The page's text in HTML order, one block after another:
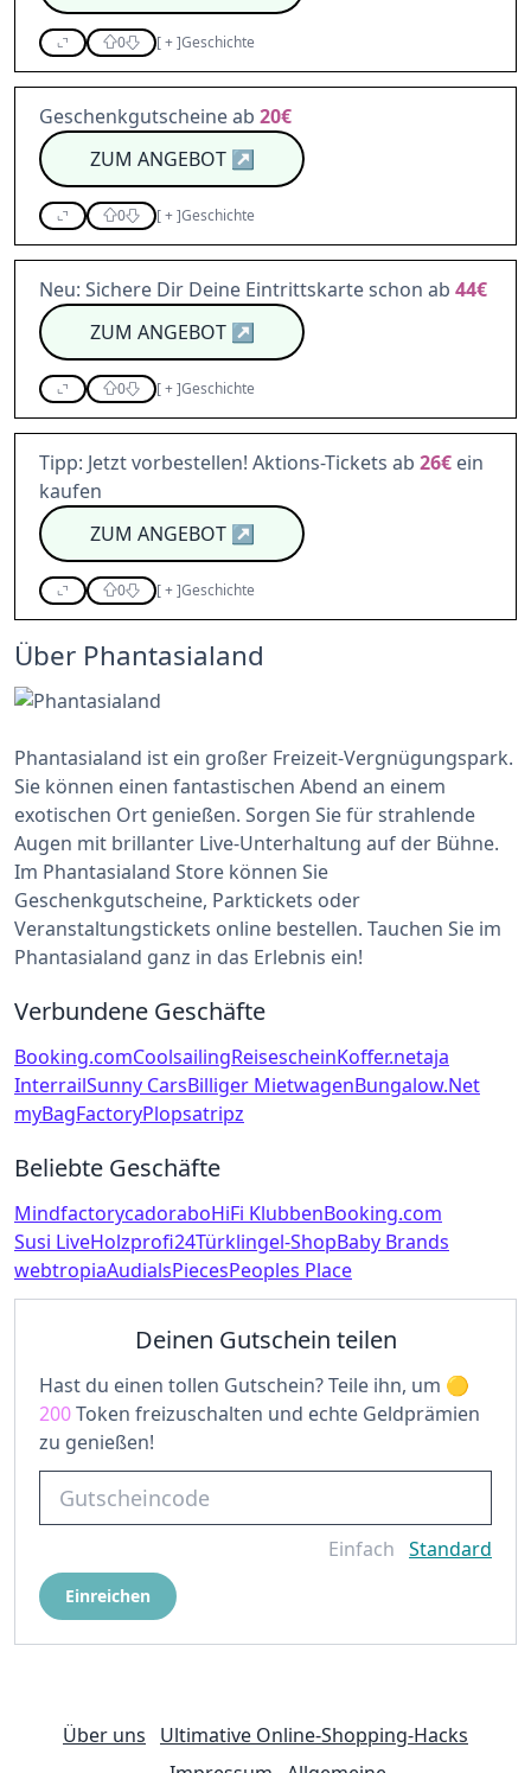
0 [+]Geschichte
Geschenkgutscheine ab 20€
ZUM ANGEBOT↗
0 [+]Geschichte
Neu: Sichere Dir Deine Eintrittskarte schon ab 44€
ZUM ANGEBOT↗
0 [+]Geschichte
Tipp: Jetzt vorbestellen! Aktions-Tickets ab 26€ ein
kaufen
ZUM ANGEBOT↗
0 [+]Geschichte
Über Phantasialand
Phantasialand ist ein großer Freizeit-Vergnügungspark.
Sie können einen fantastischen Abend an einem
exotischen Ort genießen. Sorgen Sie für strahlende
Augen mit brillanter Live-Unterhaltung auf der Bühne.
Im Phantasialand Store können Sie
Geschenkgutscheine, Parktickets oder
Veranstaltungstickets online bestellen. Tauchen Sie im
Phantasialand ganz in das Erlebnis ein!
Verbundene Geschäfte
Booking.comCoolsailingReisescheinKoffer.netaja
InterrailSunny CarsBilliger MietwagenBungalow.Net
myBagFactoryPlopsatripz
Beliebte Geschäfte
MindfactorycadoraboHiFi KlubbenBooking.com
Susi LiveHolzprofi24Türklingel-ShopBaby Brands
webtropiaAudialsPiecesPeoples Place
Deinen Gutschein teilen
Hast du einen tollen Gutschein? Teile ihn, um
200Token freizuschalten und echte Geldprämien
zu genießen!
Einfach Standard
Einreichen
Über uns
Ultimative Online-Shopping-Hacks